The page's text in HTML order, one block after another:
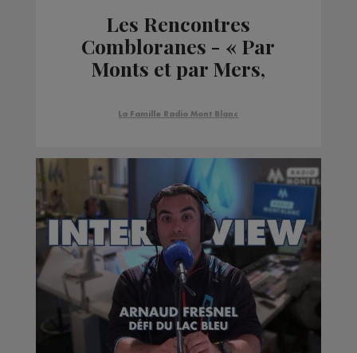
Les Rencontres
Combloranes - « Par
Monts et par Mers,
»
La Famille Radio Mont Blanc